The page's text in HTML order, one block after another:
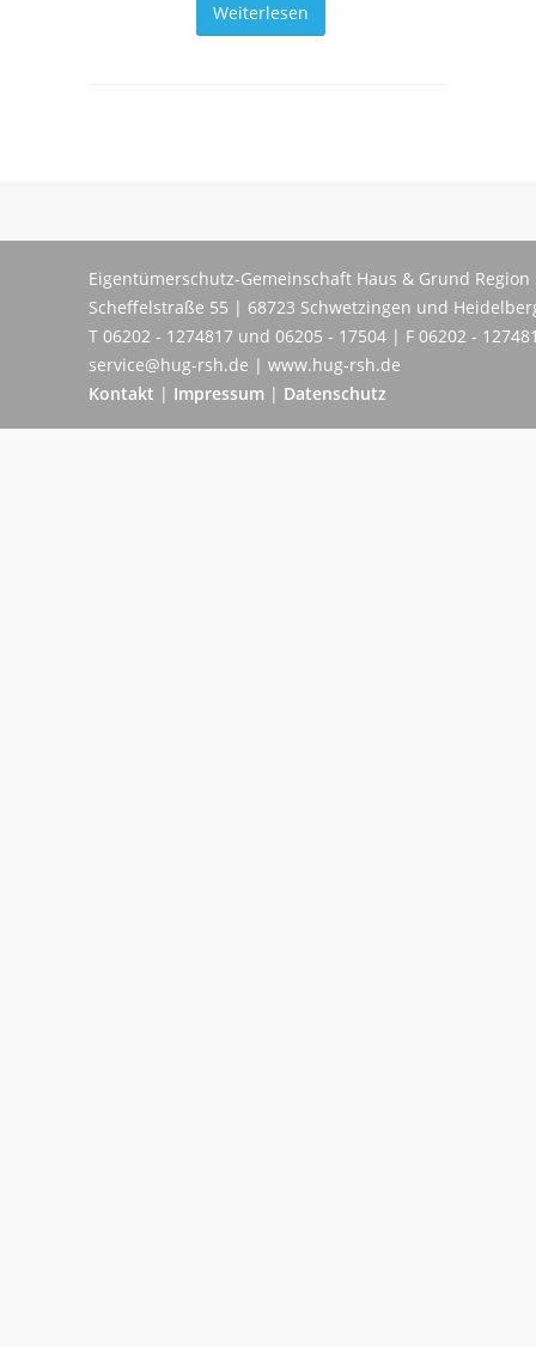
Weiterlesen
Eigentümerschutz-Gemeinschaft Haus & Grund
Scheffelstraße 55 | 68723 Schwetzingen und
T 06202 - 1274817 und 06205 - 17504 | F 06202 -
service@hug-rsh.de | www.hug-rsh.de
Kontakt | Impressum | Datenschutz